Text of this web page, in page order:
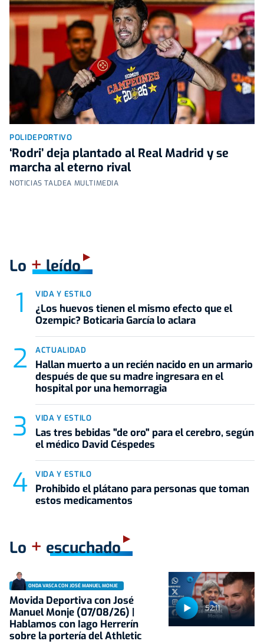
POLIDEPORTIVO
‘Rodri’ deja plantado al Real Madrid y se
marcha al eterno rival
NOTICIAS TALDEA MULTIMEDIA
Lo +leído
VIDA Y ESTILO
¿Los huevos tienen el mismo efecto que el
Ozempic? Boticaria García lo aclara
ACTUALIDAD
Hallan muerto a un recién nacido en un armario
después de que su madre ingresara en el
hospital por una hemorragia
VIDA Y ESTILO
Las tres bebidas "de oro" para el cerebro, según
el médico David Céspedes
VIDA Y ESTILO
Prohibido el plátano para personas que toman
estos medicamentos
Lo + escuchado
52:11
ONDA VASCA CON JOSÉ MANUEL MONJE
Movida Deportiva con José
Manuel Monje (07/08/26) |
Hablamos con Iago Herrerín
sobre la portería del Athletic